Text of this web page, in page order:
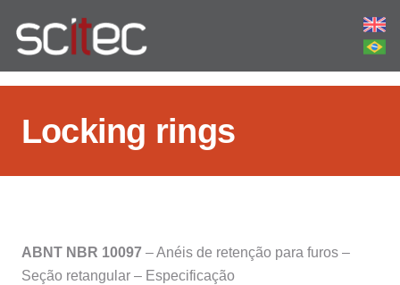
Locking rings
ABNT NBR 10097 – Anéis de retenção para furos –
Seção retangular – Especificação